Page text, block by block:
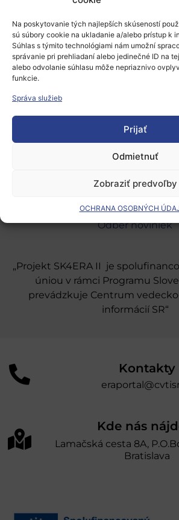
Na poskytovanie tých najlepších skúseností
sú súbory cookie na ukladanie a/alebo prístup k
Súhlas s týmito technológiami nám umožní
správanie pri prehliadaní alebo jedinečné ID na
alebo odvolanie súhlasu môže nepriaznivo
funkcie.
Správa služieb
Prijať
Odmietnuť
Zobraziť predvoľby
OCHRANA OSOBNÝCH
Prepáčte, ale pred zanechaním
prihlásiť.
Európsky výskumný
Oblasti našej
Podporné schémy a
Grantové programy pre
Odber noviniek
„Projekt SK4ERA II je
úniou v rámci Programu
prevádzkuje Centrum
informácií SR“
Kontakty
Kde nás
Lamačská cesta 8A,
Bratislava